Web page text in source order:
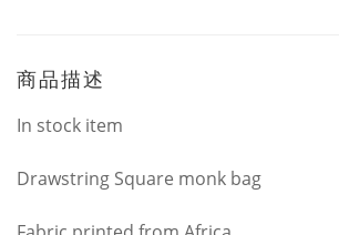
商品描述
In stock item
Drawstring Square monk bag